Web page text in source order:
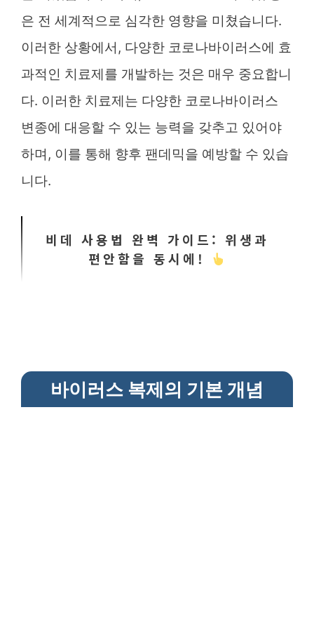
은 전 세계적으로 심각한 영향을 미쳤습니다.
이러한 상황에서, 다양한 코로나바이러스에 효
과적인 치료제를 개발하는 것은 매우 중요합니
다. 이러한 치료제는 다양한 코로나바이러스
변종에 대응할 수 있는 능력을 갖추고 있어야
하며, 이를 통해 향후 팬데믹을 예방할 수 있습
니다.
비데 사용법 완벽 가이드: 위생과
편안함을 동시에!
바이러스 복제의 기본 개념